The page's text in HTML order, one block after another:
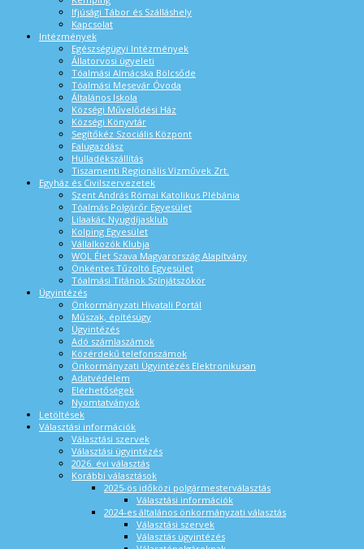
Ifjúsági Tábor és Szálláshely
Kapcsolat
Intézmények
Egészségügyi Intézmények
Állatorvosi ügyeleti
Tóalmási Almácska Bölcsőde
Tóalmási Mesevár Óvoda
Általános Iskola
Községi Művelődési Ház
Községi Könyvtár
Segítőkéz Szociális Központ
Falugazdász
Hulladékszállítás
Tiszamenti Regionális Vízművek Zrt.
Egyház és Civilszervezetek
Szent András Római Katolikus Plébánia
Tóalmás Polgárőr Egyesület
Lilaakác Nyugdíjasklub
Kolping Egyesület
Vállalkozók Klubja
WOL Élet Szava Magyarország Alapítvány
Önkéntes Tűzoltó Egyesület
Tóalmási Titánok Színjátszókör
Ügyintézés
Önkormányzati Hivatali Portál
Műszak, építésügy
Ügyintézés
Adó számlaszámok
Közérdekű telefonszámok
Önkormányzati Ügyintézés Elektronikusan
Adatvédelem
Elérhetőségek
Nyomtatványok
Letöltések
Választási információk
Választási szervek
Választási ügyintézés
2026. évi választás
Korábbi választások
2025-ös időközi polgármesterválasztás
Választási információk
2024-es általános önkormányzati választás
Választási szervek
Választás ügyintézés